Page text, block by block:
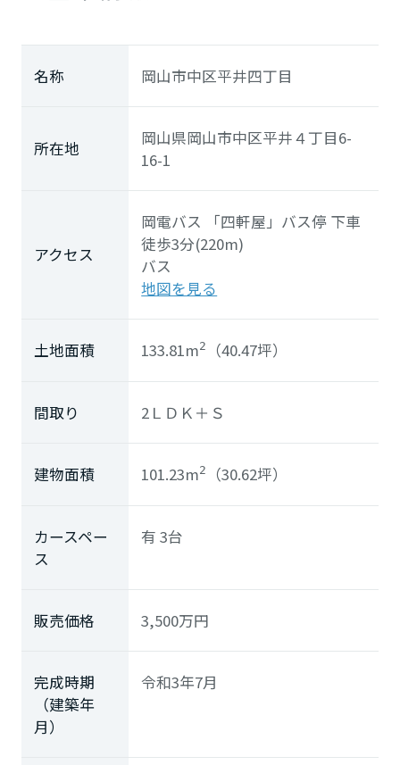
住まいの売却
多彩な動画やこだわりが詰まった建築実例、注目の最新情報など、
住まいづくりを楽しく学べるデジタルラウンジです。
ォームの具体策とアイデアを豊富にご用意しています。
ホームラウンジ リフォーム
向のまちづくりを実現していきます。
ミサワゼネラルソリューション
ミサワホームオーナーさま・リフォーム工事ご契約者さまとミサワ
ホームを結ぶコミュニケーションサイト。お得・便利・安心なコン
テンツや、ミサワホームからの大切なお知らせなど配信していま
ミサワオーナーズクラブ
新卒者採用
障がい者採用
ミサワアイデンティティ
名称 岡山市中区平井四丁目
所在地
岡山県岡山市中区平井４丁目6-
16-1
アクセス
岡電バス 「四軒屋」 バス停 下車
徒歩3分(220m)
バス
地図を見る
土地面積 133.81m2 （40.47坪）
間取り 2ＬＤＫ＋Ｓ
建物面積 101.23m2 （30.62坪）
カースペー
ス
有 3台
販売価格 3,500万円
完成時期
（建築年
月）
令和3年7月